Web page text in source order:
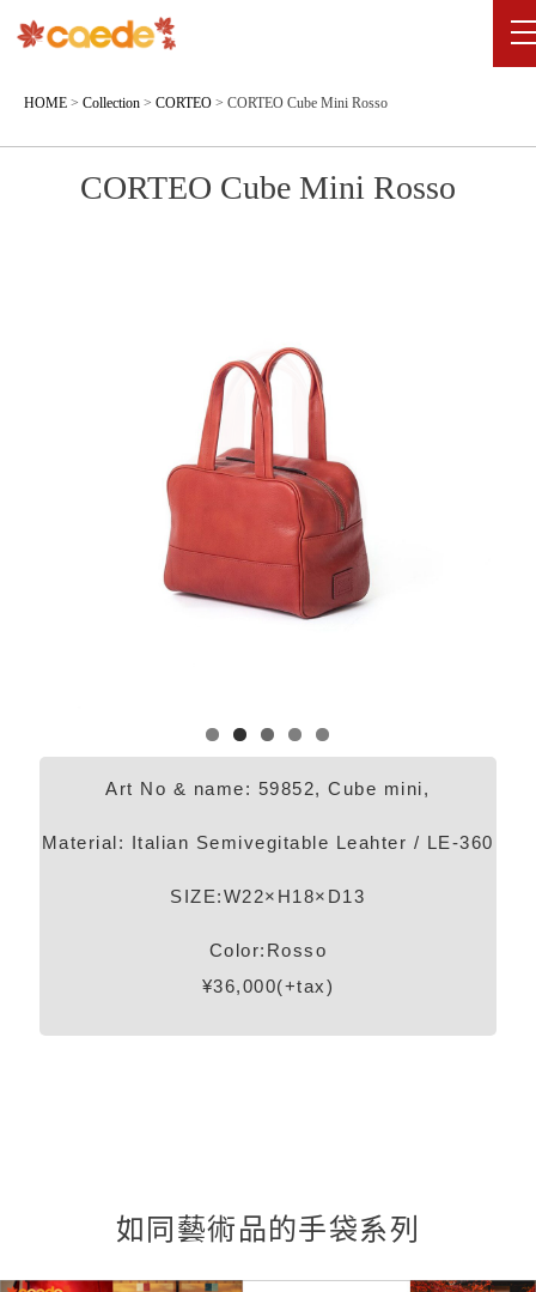
HOME > Collection > CORTEO > CORTEO Cube Mini Rosso
CORTEO Cube Mini Rosso
Art No & name: 59852, Cube mini,
Material: Italian Semivegitable Leahter / LE-360
SIZE:W22×H18×D13
Color:Rosso
¥36,000(+tax)
如同藝術品的手袋系列